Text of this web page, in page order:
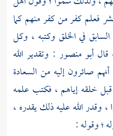
فعلم كفر من كفر منهم كما
في الخلق وكتبه ، وكل
قالأبو منصور : وتقدير الله
صائرون إليه من السعادة
خلقه إياهم ، فكتب علمه
، وقدر الله عليه ذلك يقدره ،
؛ وقوله :